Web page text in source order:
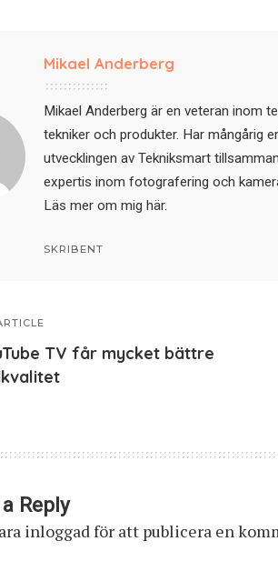
Mikael Anderberg
Mikael Anderberg är en veteran inom
tekniker och produkter. Har mångårig
utvecklingen av Tekniksmart
expertis inom fotografering och
Läs mer om mig här.
SKRIBENT
TV får mycket bättre
a Reply
inloggadför att publicera en